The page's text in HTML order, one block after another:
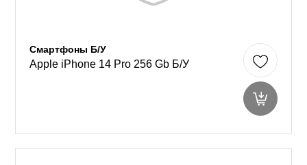
Смартфоны Б/У
Apple iPhone 14 Pro 256 Gb Б/У